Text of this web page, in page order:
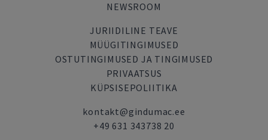
NEWSROOM
JURIIDILINE TEAVE
MÜÜGITINGIMUSED
OSTUTINGIMUSED JA TINGIMUSED
PRIVAATSUS
KÜPSISEPOLIITIKA
kontakt@gindumac.ee
+49 631 343738 20